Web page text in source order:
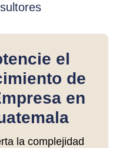
el
de
en
la complejidad